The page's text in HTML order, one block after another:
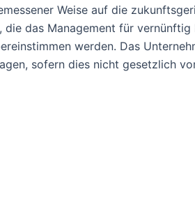
Weise auf die
das Management für
werden. Das
sofern dies nicht gesetzlich